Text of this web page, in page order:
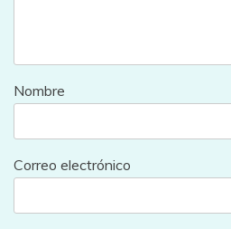
Nombre
Correo electrónico